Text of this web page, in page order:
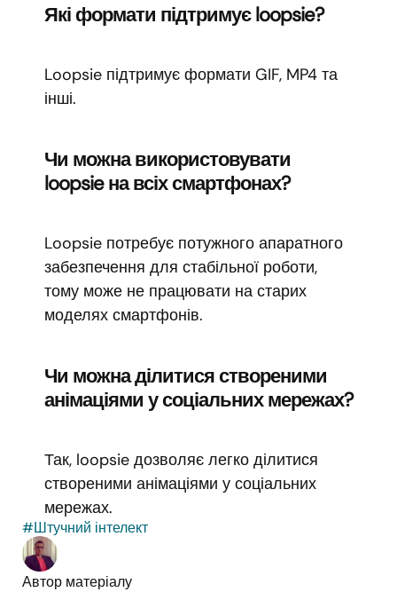
Які формати підтримує loopsie?
Loopsie підтримує формати GIF, MP4 та
інші.
Чи можна використовувати
loopsie на всіх смартфонах?
Loopsie потребує потужного апаратного
забезпечення для стабільної роботи,
тому може не працювати на старих
моделях смартфонів.
Чи можна ділитися створеними
анімаціями у соціальних мережах?
Так, loopsie дозволяє легко ділитися
створеними анімаціями у соціальних
мережах.
#Штучний інтелект
Автор матеріалу